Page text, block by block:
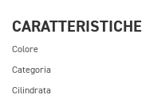
CARATTERISTICHE
Colore
Categoria
Cilindrata